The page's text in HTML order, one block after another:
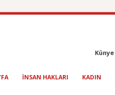
Künye
INSAN HAKLARI KADIN